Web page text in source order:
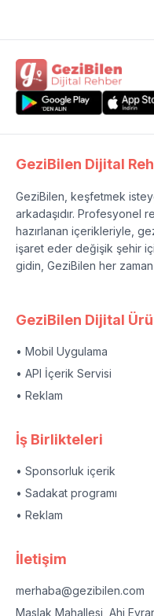
GeziBilen Dijital
GeziBilen, keşfetmek
arkadaşıdır. Profesyonel
hazırlanan içerikleriyle,
işaret eder değişik şehir
gidin, GeziBilen her zaman
GeziBilen Dijital
• Mobil Uygulama
• API İçerik Servisi
• Reklam
İş Birlikteleri
• Sponsorluk içerik
• Sadakat programı
• Reklam
İletişim
merhaba@gezibilen.com
Maslak Mahallesi, Ahi